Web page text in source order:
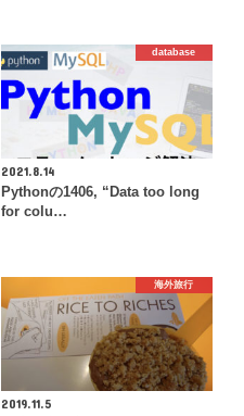
database
2021.8.14
Pythonの1406, “Data too long
for colu…
海外旅行
2019.11.5